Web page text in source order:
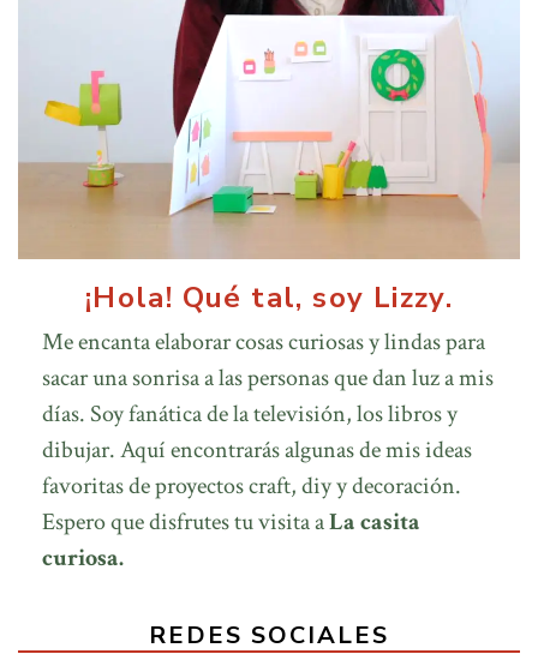
¡Hola! Qué tal, soy Lizzy.
Me encanta elaborar cosas curiosas y lindas para
sacar una sonrisa a las personas que dan luz a mis
días. Soy fanática de la televisión, los libros y
dibujar. Aquí encontrarás algunas de mis ideas
favoritas de proyectos craft, diy y decoración.
Espero que disfrutes tu visita aLa casita
curiosa.
REDES SOCIALES